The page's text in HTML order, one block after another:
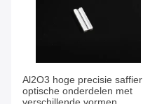
Al2O3 hoge precisie saffier
optische onderdelen met